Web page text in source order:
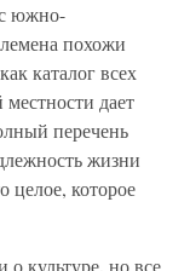
южно-
похожи
каталог всех
дает
перечень
жизни
целое, которое
культуре, но все